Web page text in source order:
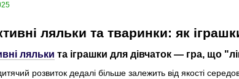
ляльки та тваринки: як
ляльки та іграшки для дівчаток — гра, що
розвиток дедалі більше залежить від якості